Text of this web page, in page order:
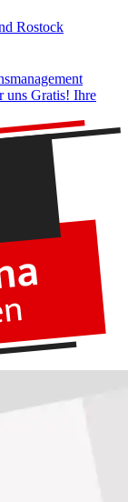
Rostock
uns Gratis! Ihre